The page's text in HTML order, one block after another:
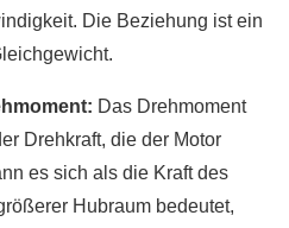
Die Beziehung ist ein
Das Drehmoment
Drehkraft, die der Motor
es sich als die Kraft des
Hubraum bedeutet,